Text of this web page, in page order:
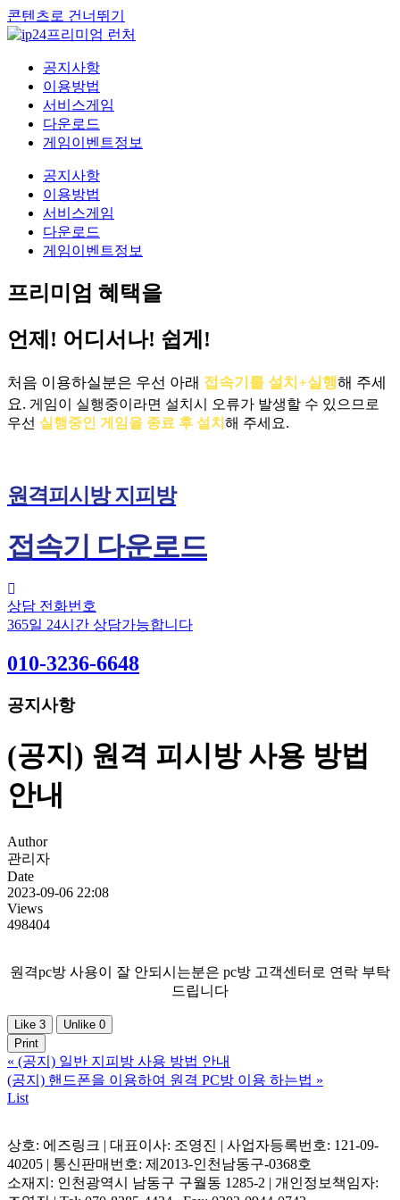
콘텐츠로 건너뛰기
공지사항
이용방법
서비스게임
다운로드
게임이벤트정보
공지사항
이용방법
서비스게임
다운로드
게임이벤트정보
프리미엄 혜택을
언제! 어디서나! 쉽게!
처음 이용하실분은 우선 아래 접속기를 설치+실행해 주세
요. 게임이 실행중이라면 설치시 오류가 발생할 수 있으므로
우선 실행중인 게임을 종료 후 설치 해 주세요.
원격피시방 지피방
접속기 다운로드
상담 전화번호
365일 24시간 상담가능합니다
010-3236-6648
공지사항
(공지) 원격 피시방 사용 방법
안내
Author
관리자
Date
2023-09-06 22:08
Views
498404
원격pc방 사용이 잘 안되시는분은 pc방 고객센터로 연락 부탁
드립니다
Like 3 Unlike 0
Print
« (공지) 일반 지피방 사용 방법 안내
(공지) 핸드폰을 이용하여 원격 PC방 이용 하는법 »
List
상호: 에즈링크 | 대표이사: 조영진 | 사업자등록번호: 121-09-
40205 | 통신판매번호: 제2013-인천남동구-0368호
소재지: 인천광역시 남동구 구월동 1285-2 | 개인정보책임자: